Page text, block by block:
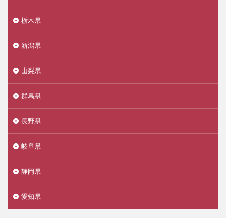
栃木県
新潟県
山梨県
群馬県
長野県
岐阜県
静岡県
愛知県